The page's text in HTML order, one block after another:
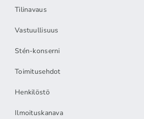
Tilinavaus
Vastuullisuus
Stén-konserni
Toimitusehdot
Henkilöstö
Ilmoituskanava